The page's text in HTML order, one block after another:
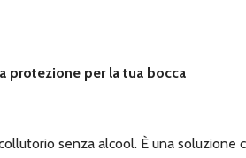
protezione per la tua bocca
senza alcool. È una